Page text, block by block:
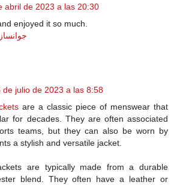
abril de 2023 a las 20:30
enjoyed it so much.
de julio de 2023 a las 8:58
are a classic piece of menswear that
for decades. They are often associated
teams, but they can also be worn by
a stylish and versatile jacket.
are typically made from a durable
blend. They often have a leather or